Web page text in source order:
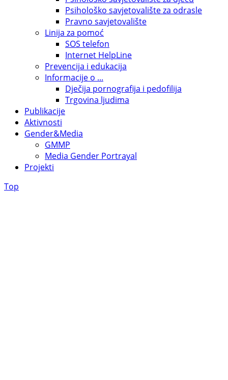
Psihološko savjetovalište za odrasle
Pravno savjetovalište
Linija za pomoć
SOS telefon
Internet HelpLine
Prevencija i edukacija
Informacije o ...
Dječija pornografija i pedofilija
Trgovina ljudima
Publikacije
Aktivnosti
Gender&Media
GMMP
Media Gender Portrayal
Projekti
Top